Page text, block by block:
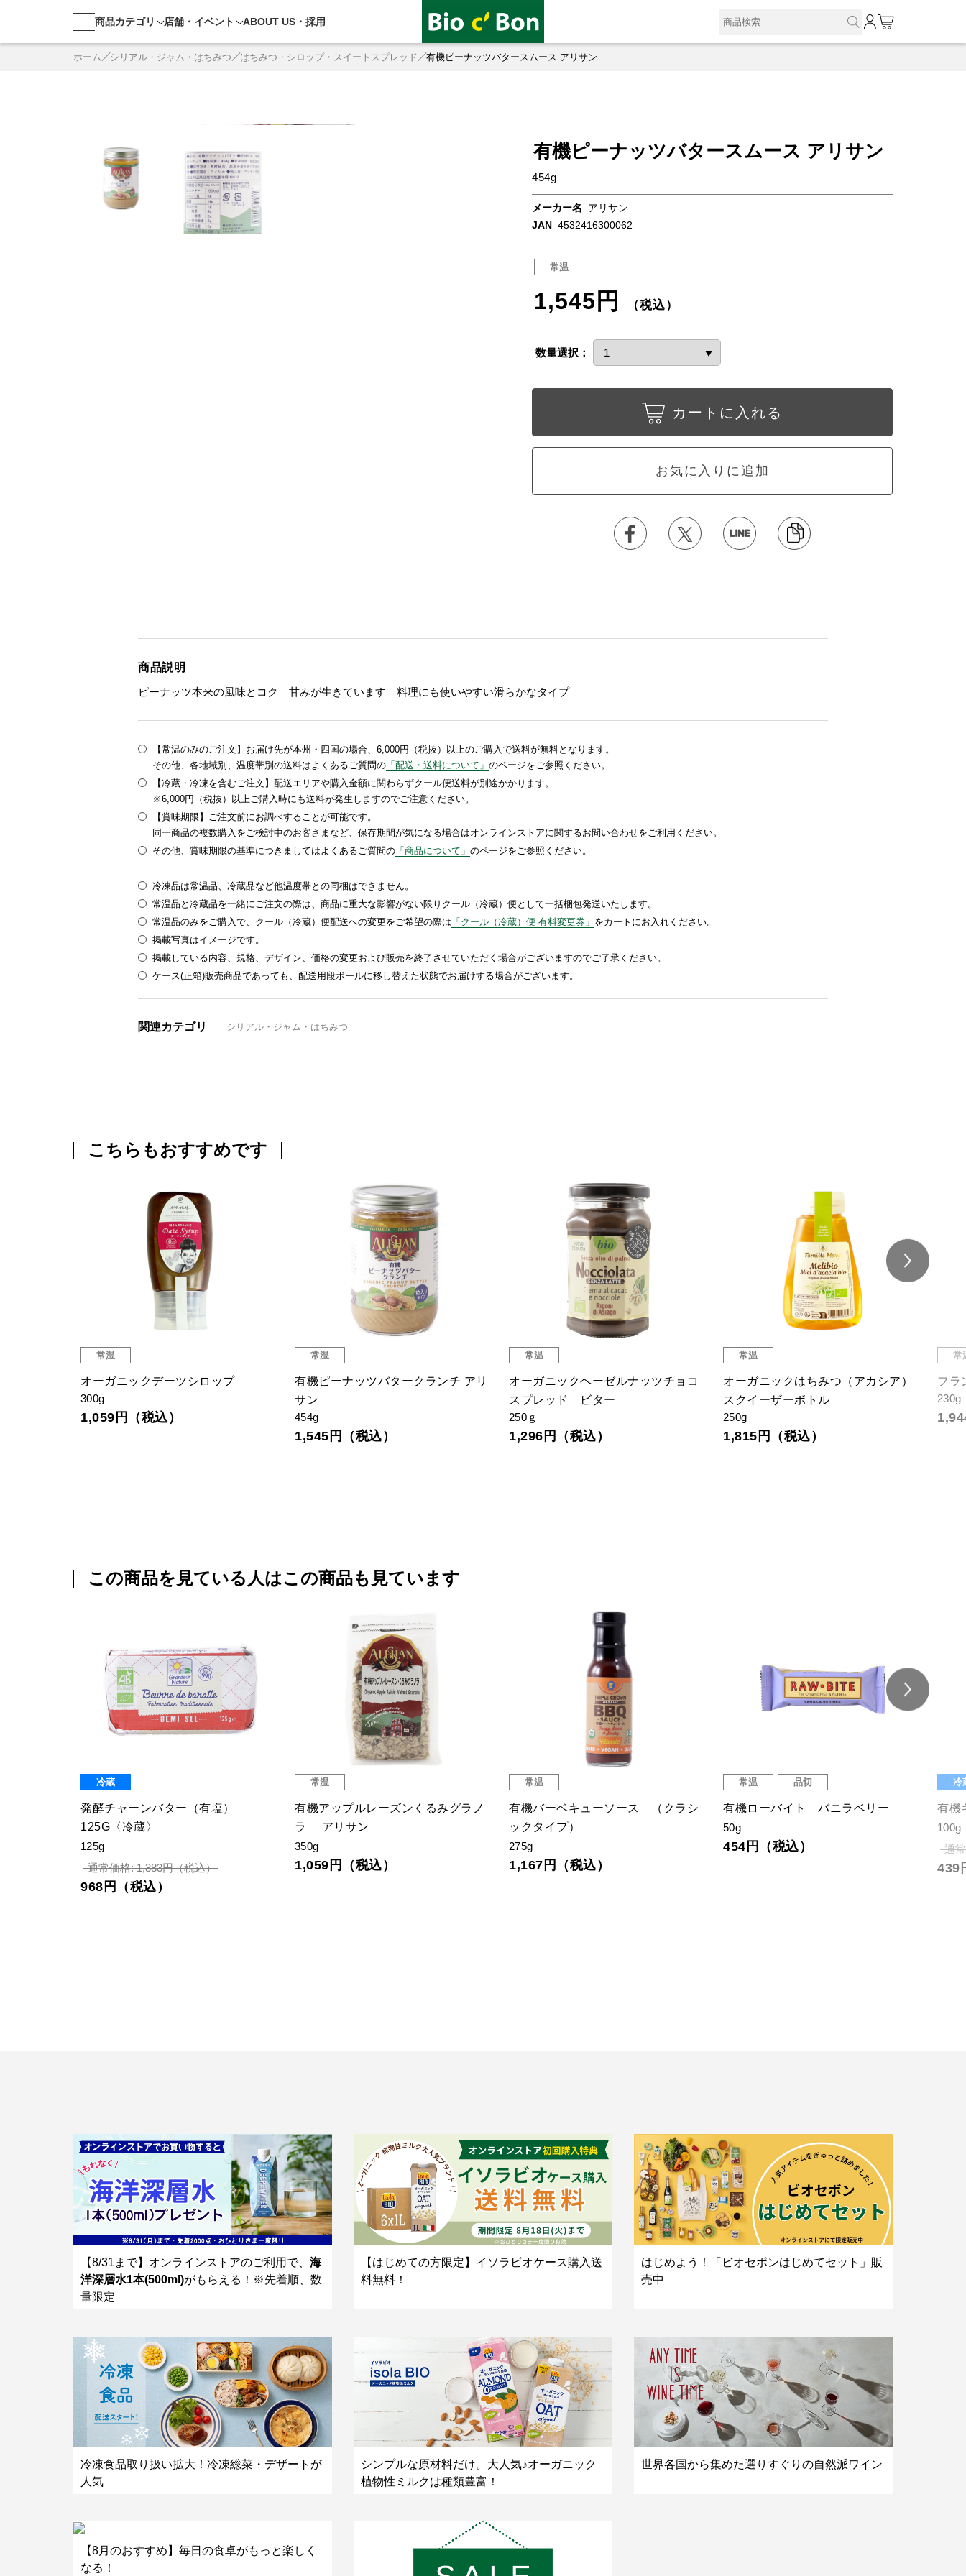
商品カテゴリ 店舗・ イベント ABOUT US・ 採用
ホーム シリアル・ジャム・はちみつ はちみつ・シロップ・スイートスプレッド 有機ピーナッツバタースムース アリサン
有機ピーナッツバタースムース アリサン
454g
メーカー名
アリサン
JAN 4532416300062
常温
1,545円 （税込）
数量選択：
カートに入れる
お気に入りに追加
商品説明
ピーナッツ本来の風味とコク 甘みが生きています 料理にも使いやすい滑らかなタイプ
【常温のみのご注文】お届け先が本州・四国の場合、6,000円（税抜）以上のご購入で送料が無料となります。
その他、各地域別、温度帯別の送料はよくあるご質問の 「配送・送料について」 のページをご参照ください。
【冷蔵・冷凍を含むご注文】配送エリアや購入金額に関わらずクール便送料が別途かかります。
※6,000円（税抜）以上ご購入時にも送料が発生しますのでご注意ください。
【賞味期限】ご注文前にお調べすることが可能です。
同一商品の複数購入をご検討中のお客さまなど、保存期間が気になる場合はオンラインストアに関するお問い合わせをご利用ください。
その他、賞味期限の基準につきましてはよくあるご質問の 「商品について」 のページをご参照ください。
冷凍品は常温品、冷蔵品など他温度帯との同梱はできません。
常温品と冷蔵品を一緒にご注文の際は、商品に重大な影響がない限りクール（冷蔵）便として一括梱包発送いたします。
常温品のみをご購入で、クール（冷蔵）便配送への変更をご希望の際は 「クール（冷蔵）便 有料変更券」 をカートにお入れください。
掲載写真はイメージです。
掲載している内容、規格、デザイン、価格の変更および販売を終了させていただく場合がございますのでご了承ください。
ケース(正箱)販売商品であっても、配送用段ボールに移し替えた状態でお届けする場合がございます。
関連カテゴリ シリアル・ジャム・はちみつ
こちらもおすすめです
常温
オーガニックデーツシロップ
300g
1,059円（税込）
常温
有機ピーナッツバタークランチ アリ
サン
454g
1,545円（税込）
常温
オーガニックヘーゼルナッツチョコ
スプレッド ビター
250ｇ
1,296円（税込）
常温
オーガニックはちみつ（アカシア）
スクイーザーボトル
250g
1,815円（税込）
常
フラ
230g
この商品を見ている人はこの商品も見ています
冷蔵
発酵チャーンバター（有塩）
125G〈冷蔵〉
125g
通常価格: 1,383円（税込）
968円（税込）
常温
有機アップルレーズンくるみグラノ
ラ アリサン
350g
1,059円（税込）
常温
有機バーベキューソース （クラシ
ックタイプ）
275g
1,167円（税込）
常温 品切
有機ローバイト バニラベリー
50g
454円（税込）
冷
有機
100g
通
439
【8/31まで】オンラインストアのご利用で、 海
洋深層水1本(500ml)がもらえる！※先着順、数
量限定
【はじめての方限定】イソラビオケース購入送
料無料！
はじめよう！「ビオセボンはじめてセット」販
売中
冷凍食品取り扱い拡大！冷凍総菜・デザートが
人気
シンプルな原材料だけ。大人気♪オーガニック
植物性ミルクは種類豊富！
世界各国から集めた選りすぐりの自然派ワイン
【8月のおすすめ】毎日の食卓がもっと楽しく
なる！